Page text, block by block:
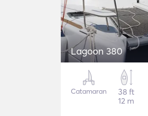
Lagoon 380
Catamaran
38 ft
12 m